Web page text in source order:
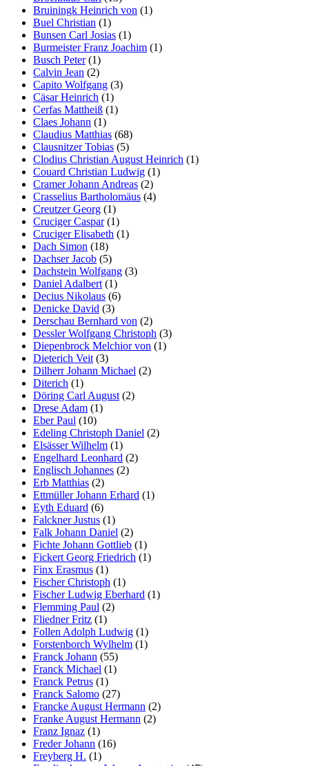
Bruiningk Heinrich von (1)
Buel Christian (1)
Bunsen Carl Josias (1)
Burmeister Franz Joachim (1)
Busch Peter(1)
Calvin Jean (2)
Capito Wolfgang (3)
Cäsar Heinrich (1)
Cerfas Mattheiß (1)
Claes Johann (1)
Claudius Matthias (68)
Clausnitzer Tobias (5)
Clodius Christian August Heinrich (1)
Couard Christian Ludwig (1)
Cramer Johann Andreas (2)
Crasselius Bartholomäus (4)
Creutzer Georg (1)
Cruciger Caspar(1)
Cruciger Elisabeth (1)
Dach Simon (18)
Dachser Jacob (5)
Dachstein Wolfgang (3)
Daniel Adalbert (1)
Decius Nikolaus (6)
Denicke David (3)
Derschau Bernhard von (2)
Dessler Wolfgang Christoph (3)
Diepenbrock Melchior von (1)
Dieterich Veit (3)
Dilherr Johann Michael (2)
Diterich (1)
Döring Carl August (2)
Drese Adam (1)
Eber Paul (10)
Edeling Christoph Daniel (2)
Elsässer Wilhelm (1)
Engelhard Leonhard (2)
Englisch Johannes (2)
Erb Matthias (2)
Ettmüller Johann Erhard (1)
Eyth Eduard (6)
Falckner Justus (1)
Falk Johann Daniel (2)
Fichte Johann Gottlieb (1)
Fickert Georg Friedrich (1)
Finx Erasmus (1)
Fischer Christoph (1)
Fischer Ludwig Eberhard (1)
Flemming Paul (2)
Fliedner Fritz (1)
Follen Adolph Ludwig (1)
Forstenborch Wylhelm (1)
Franck Johann (55)
Franck Michael (1)
Franck Petrus (1)
Franck Salomo (27)
Francke August Hermann (2)
Franke August Hermann (2)
Franz Ignaz (1)
Freder Johann (16)
Freyberg H. (1)